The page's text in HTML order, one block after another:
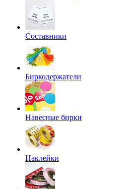
Составники
Биркодержатели
Навесные бирки
Наклейки